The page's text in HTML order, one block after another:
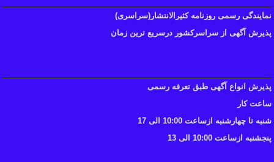
نمایندگی رسمی روزنامه کثیرالانتشار(سراسری)
پذیرش آگهی از سراسرکشور درسریع ترین زمان
پذیرش انواع آگهی طبق تعرفه رسمی
ساعت کار
شنبه تا چهارشنبه ازساعت 10:00 الی 17
پنجشنبه ازساعت 10:00 الی 13